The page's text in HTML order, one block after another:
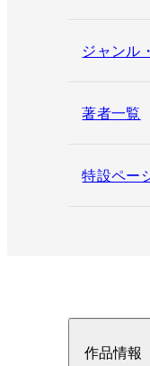
ジャンル
著者一覧
特設ペー
作品情報